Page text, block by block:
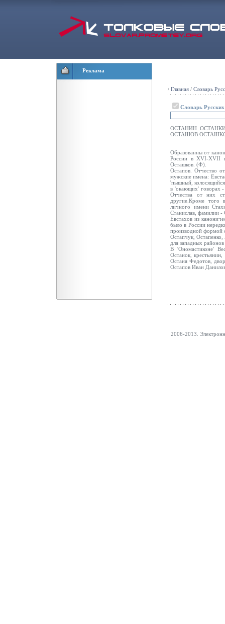
Реклама
/ Главная / Словарь
Словарь
ОСТАНИН
ОСТАШОВ
Образованны от
России в XVI-XVII
Осташков. (Ф).
Остапов. Отчество
мужские имена:
'пышный,
в 'окающих' говорах
Отчества от них
другие.Кроме того
личного имени
Станислав, фамилии
Евстахов из
было в России
производной формой
Остапчук,
для западных
В 'Ономастиконе'
Останок,
Останя Федотов,
Остапов Иван
2006-2013.